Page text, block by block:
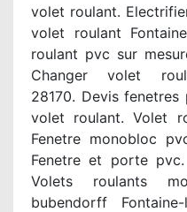
volet roulant.
volet roulant
roulant pvc sur
Changer volet
28170. Devis
volet roulant. Volet
Fenetre monobloc
Fenetre et porte
Volets roulants
bubendorff